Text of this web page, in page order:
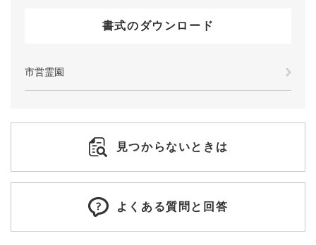
書式のダウンロード
市営霊園
見つからないときは
よくある質問と回答